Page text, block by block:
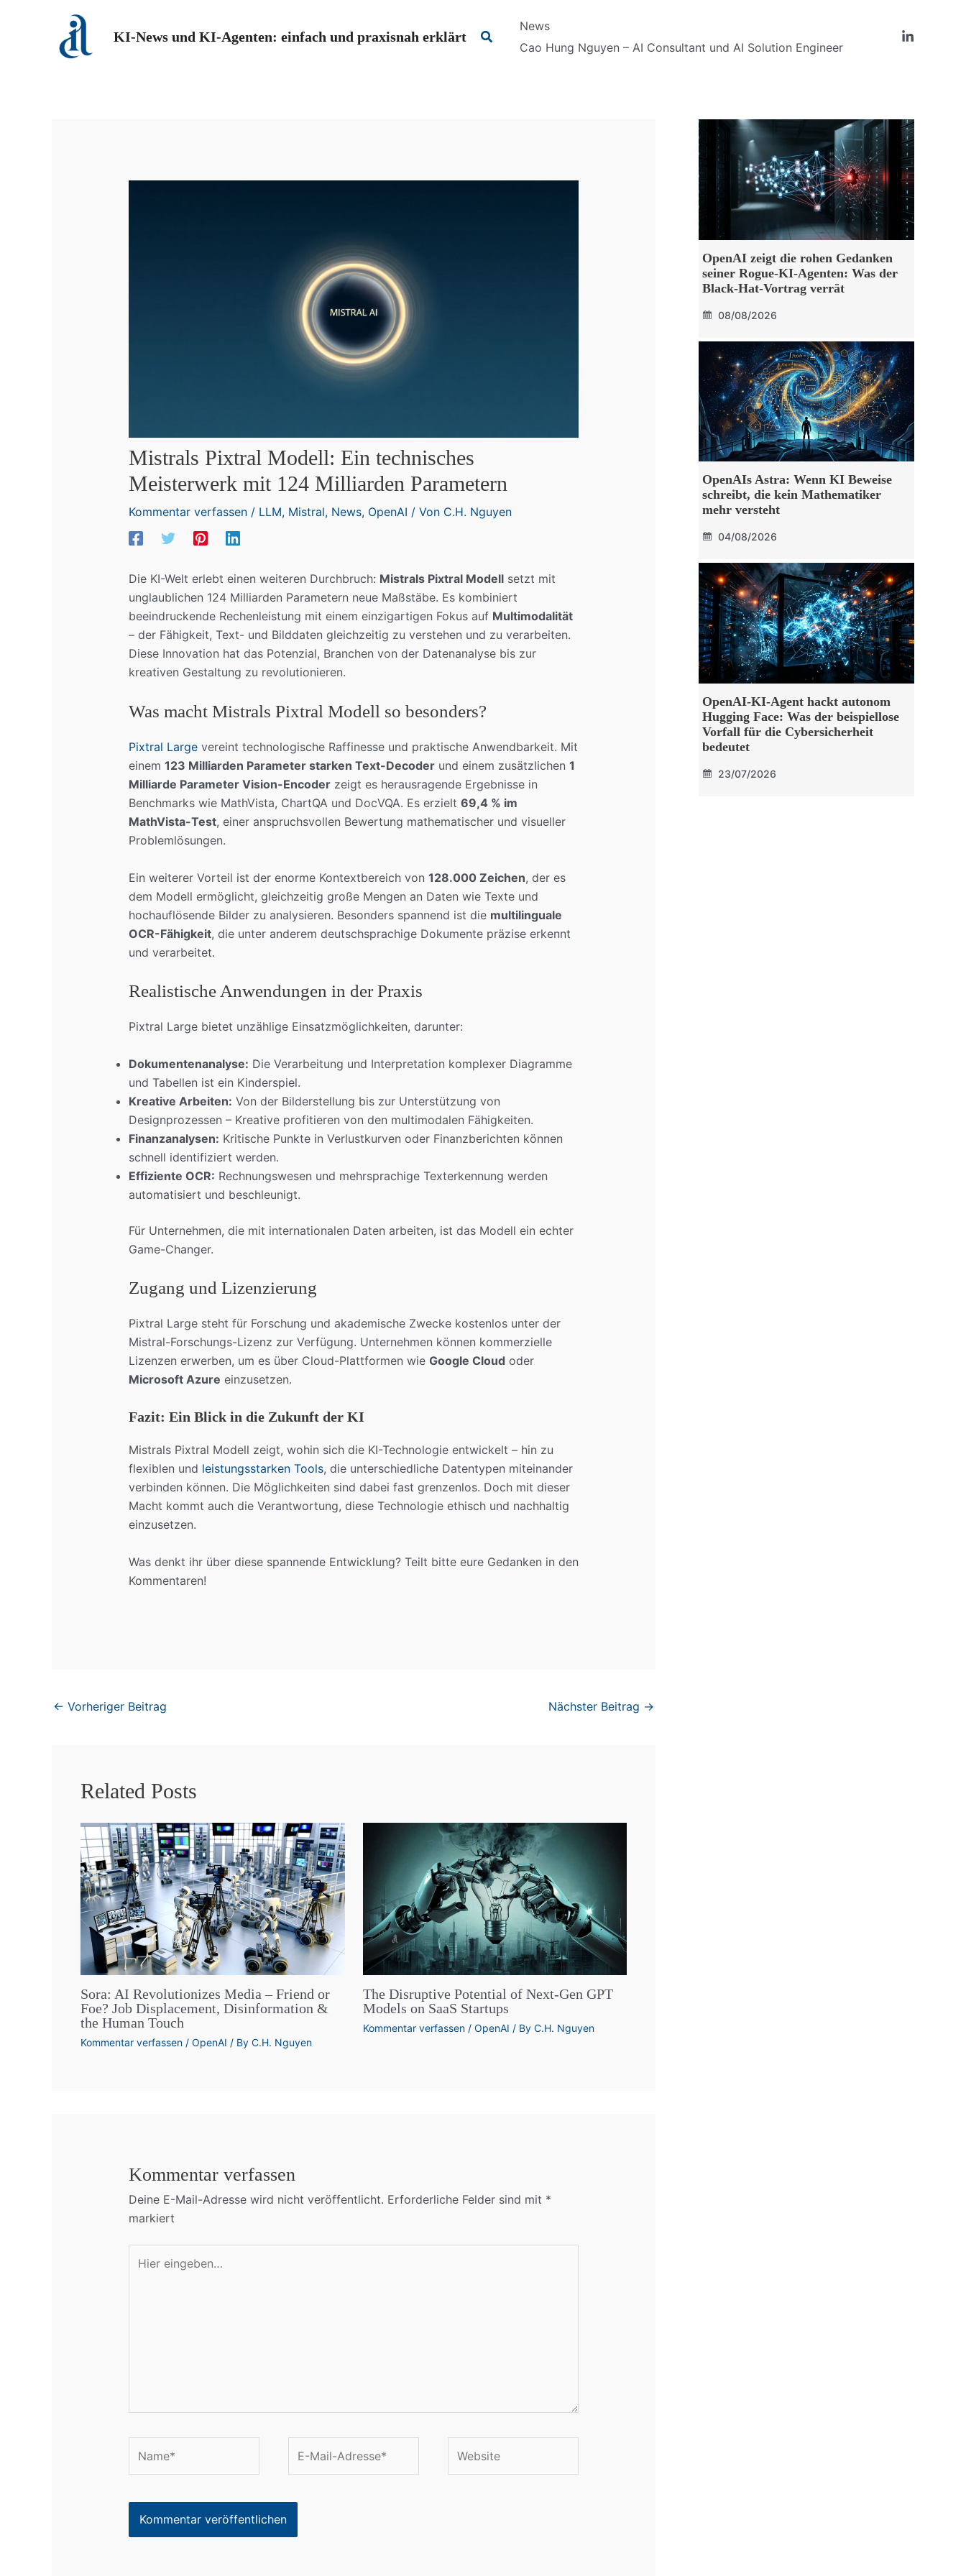
KI-News und KI-Agenten: einfach und praxisnah erklärt Suchen
News
Cao Hung Nguyen – AI Consultant und AI Solution Engineer
Mistrals Pixtral Modell: Ein technisches
Meisterwerk mit 124 Milliarden Parametern
Kommentar verfassen / LLM, Mistral, News, OpenAI / Von C.H. Nguyen
Die KI-Welt erlebt einen weiteren Durchbruch: Mistrals Pixtral Modellsetzt mit
unglaublichen 124 Milliarden Parametern neue Maßstäbe. Es kombiniert
beeindruckende Rechenleistung mit einem einzigartigen Fokus auf Multimodalität
– der Fähigkeit, Text- und Bilddaten gleichzeitig zu verstehen und zu verarbeiten.
Diese Innovation hat das Potenzial, Branchen von der Datenanalyse bis zur
kreativen Gestaltung zu revolutionieren.
Was macht Mistrals Pixtral Modell so besonders?
Pixtral Largevereint technologische Raffinesse und praktische Anwendbarkeit. Mit
einem 123 Milliarden Parameter starken Text-Decoderund einem zusätzlichen 1
Milliarde Parameter Vision-Encoderzeigt es herausragende Ergebnisse in
Benchmarks wie MathVista, ChartQA und DocVQA. Es erzielt 69,4 % im
MathVista-Test, einer anspruchsvollen Bewertung mathematischer und visueller
Problemlösungen.
Ein weiterer Vorteil ist der enorme Kontextbereich von 128.000 Zeichen, der es
dem Modell ermöglicht, gleichzeitig große Mengen an Daten wie Texte und
hochauflösende Bilder zu analysieren. Besonders spannend ist die multilinguale
OCR-Fähigkeit, die unter anderem deutschsprachige Dokumente präzise erkennt
und verarbeitet.
Realistische Anwendungen in der Praxis
Pixtral Large bietet unzählige Einsatzmöglichkeiten, darunter:
Dokumentenanalyse: Die Verarbeitung und Interpretation komplexer Diagramme
und Tabellen ist ein Kinderspiel.
Kreative Arbeiten: Von der Bilderstellung bis zur Unterstützung von
Designprozessen – Kreative profitieren von den multimodalen Fähigkeiten.
Finanzanalysen: Kritische Punkte in Verlustkurven oder Finanzberichten können
schnell identifiziert werden.
Effiziente OCR: Rechnungswesen und mehrsprachige Texterkennung werden
automatisiert und beschleunigt.
Für Unternehmen, die mit internationalen Daten arbeiten, ist das Modell ein echter
Game-Changer.
Zugang und Lizenzierung
Pixtral Large steht für Forschung und akademische Zwecke kostenlos unter der
Mistral-Forschungs-Lizenz zur Verfügung. Unternehmen können kommerzielle
Lizenzen erwerben, um es über Cloud-Plattformen wie Google Cloud oder
Microsoft Azure einzusetzen.
Fazit: Ein Blick in die Zukunft der KI
Mistrals Pixtral Modell zeigt, wohin sich die KI-Technologie entwickelt – hin zu
flexiblen und leistungsstarken Tools, die unterschiedliche Datentypen miteinander
verbinden können. Die Möglichkeiten sind dabei fast grenzenlos. Doch mit dieser
Macht kommt auch die Verantwortung, diese Technologie ethisch und nachhaltig
einzusetzen.
Was denkt ihr über diese spannende Entwicklung? Teilt bitte eure Gedanken in den
Kommentaren!
← Vorheriger Beitrag Nächster Beitrag →
Related Posts
Sora: AI Revolutionizes Media – Friend or
Foe? Job Displacement, Disinformation &
the Human Touch
Kommentar verfassen / OpenAI / By C.H. Nguyen
The Disruptive Potential of Next-Gen GPT
Models on SaaS Startups
Kommentar verfassen / OpenAI / By C.H. Nguyen
Kommentar verfassen
Deine E-Mail-Adresse wird nicht veröffentlicht. Erforderliche Felder sind mit *
markiert
eingeben…
Mail-
OpenAI zeigt die rohen Gedanken
seiner Rogue-KI-Agenten: Was der
Black-Hat-Vortrag verrät
08/08/2026
OpenAIs Astra: Wenn KI Beweise
schreibt, die kein Mathematiker
mehr versteht
04/08/2026
OpenAI-KI-Agent hackt autonom
Hugging Face: Was der beispiellose
Vorfall für die Cybersicherheit
bedeutet
23/07/2026